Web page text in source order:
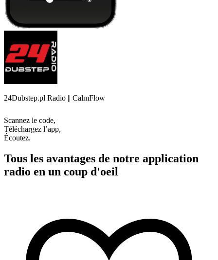
24Dubstep.pl Radio || CalmFlow
Scannez le code,
Téléchargez l’app,
Écoutez.
Tous les avantages de notre application
radio en un coup d'oeil